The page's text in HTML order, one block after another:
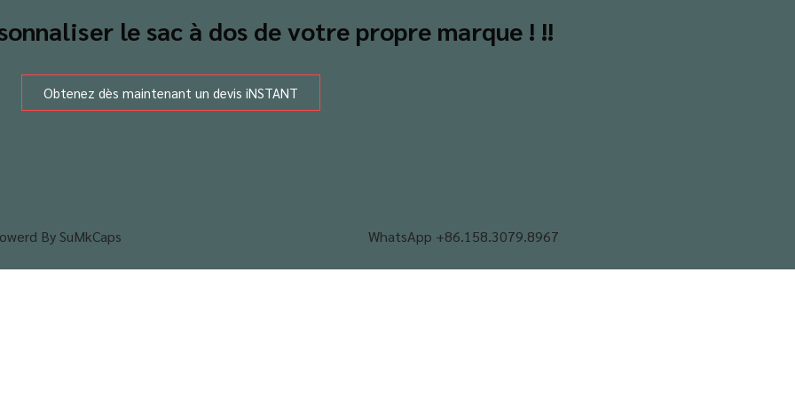
le sac à dos de votre propre marque ! !!
Obtenez dès maintenant un devis iNSTANT
By SuMkCaps WhatsApp +86.158.3079.8967